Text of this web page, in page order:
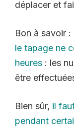
déplacer et
Bon à savoir :
le tapage ne
heures : les
être
Bien sûr, il
pendant